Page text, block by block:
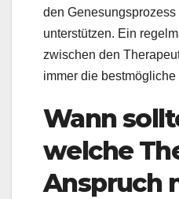
den Genesungsprozess
unterstützen. Ein
zwischen den
immer die
Wann
welche
Anspruch